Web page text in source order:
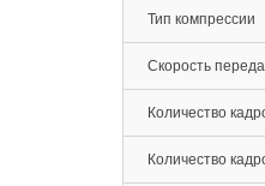
Тип компрессии
Скорость
Количество
Количество